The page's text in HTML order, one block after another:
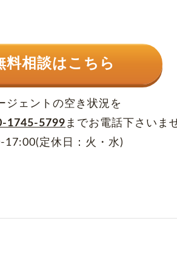
料相談はこちら
ジェントの空き状況を
1745-5799 までお電話下さいま
定休日：火・水)